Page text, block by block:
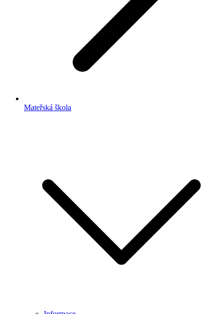
Mateřská škola